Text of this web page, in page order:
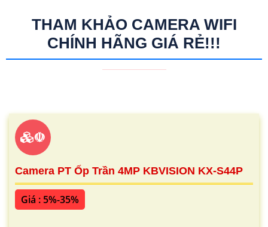
THAM KHẢO CAMERA WIFI
CHÍNH HÃNG GIÁ RẺ!!!
☫
Camera PT Ốp Trần 4MP KBVISION KX-S44P
Giá : 5%-35%